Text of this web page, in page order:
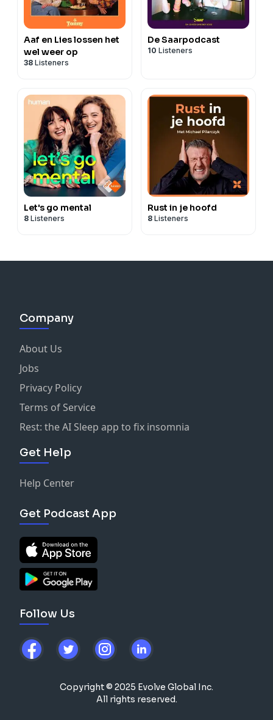
Aaf en Lies lossen het
wel weer op
38 Listeners
De Saarpodcast
10 Listeners
Let's go mental
8 Listeners
Rust in je hoofd
8 Listeners
Company
About Us
Jobs
Privacy Policy
Terms of Service
Rest: the AI Sleep app to fix insomnia
Get Help
Help Center
Get Podcast App
Follow Us
Copyright © 2025 Evolve Global Inc.
All rights reserved.